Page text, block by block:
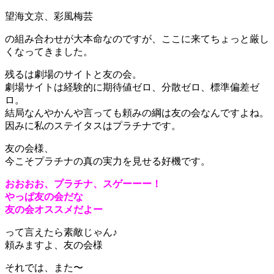
望海文京、彩風梅芸
の組み合わせが大本命なのですが、ここに来てちょっと厳し
くなってきました。
残るは劇場のサイトと友の会。
劇場サイトは経験的に期待値ゼロ、分散ゼロ、標準偏差ゼ
ロ。
結局なんやかんや言っても頼みの綱は友の会なんですよね。
因みに私のステイタスはプラチナです。
友の会様、
今こそプラチナの真の実力を見せる好機です。
おおおお、プラチナ、スゲーーー！
やっぱ友の会だな
友の会オススメだよー
って言えたら素敵じゃん♪
頼みますよ、友の会様
それでは、また〜